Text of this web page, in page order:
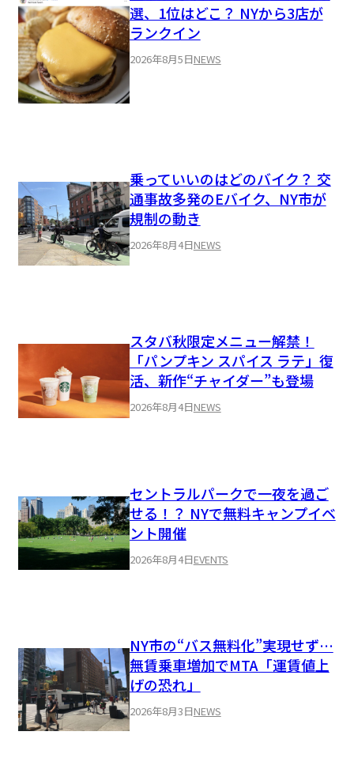
選、1位はどこ？ NYから3店が
ランクイン
2026年8月5日NEWS
乗っていいのはどのバイク？ 交
通事故多発のEバイク、NY市が
規制の動き
2026年8月4日NEWS
スタバ秋限定メニュー解禁！
「パンプキン スパイス ラテ」復
活、新作“チャイダー”も登場
2026年8月4日NEWS
セントラルパークで一夜を過ご
せる！？ NYで無料キャンプイベ
ント開催
2026年8月4日EVENTS
NY市の“バス無料化”実現せず…
無賃乗車増加でMTA「運賃値上
げの恐れ」
2026年8月3日NEWS